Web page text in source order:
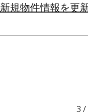
新規物件情報を更
3 /